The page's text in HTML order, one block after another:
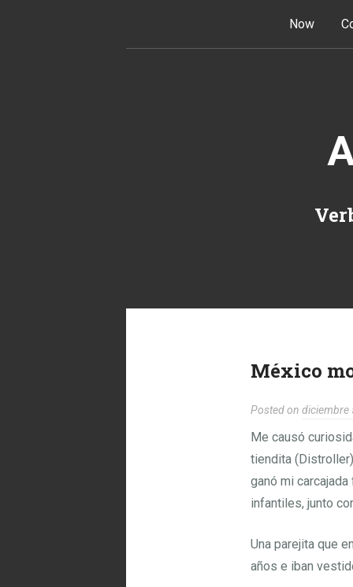
Now
México
Posted on diciembre
Me causó
tiendita
ganó mi
infantiles, junto
Una parejita que
años e iban